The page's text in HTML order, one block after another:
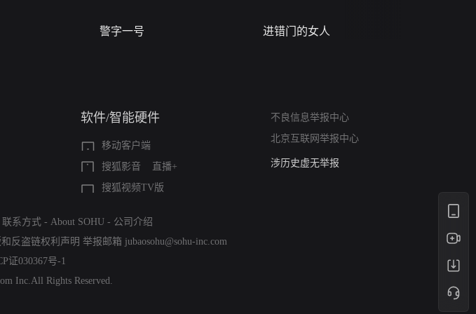
警字一号 进错门的女人
软件/智能硬件
移动客户端
搜狐影音
直播+
搜狐视频TV版
不良信息举报中心
北京互联网举报中心
亚运会举报专区
涉历史虚无举报
联系方式 - About SOHU - 公司介绍
反盗链权利声明 举报邮箱 jubaosohu@sohu-inc.com
证030367号-1
Inc.All Rights Reserved.